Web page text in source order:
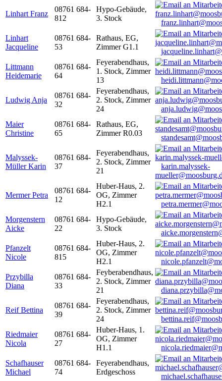
Linhart Franz
08761 684-
812
Hypo-Gebäude,
3. Stock
Linhart
Jacqueline
08761 684-
53
Rathaus, EG,
Zimmer G1.1
Littmann
Heidemarie
08761 684-
64
Feyerabendhaus,
1. Stock, Zimmer
13
Ludwig Anja
08761 684-
32
Feyerabendhaus,
2. Stock, Zimmer
24
Maier
Christine
08761 684-
65
Rathaus, EG,
Zimmer R0.03
Malyssek-
Müller Karin
08761 684-
37
Feyerabendhaus,
2. Stock, Zimmer
21
karin.malyssek-
Mermer Petra
08761 684-
12
Huber-Haus, 2.
OG, Zimmer
H2.1
Morgenstern
Aicke
08761 684-
22
Hypo-Gebäude,
3. Stock
Pfanzelt
Nicole
08761 684-
815
Huber-Haus, 2.
OG, Zimmer
H2.1
Przybilla
Diana
08761 684-
33
Feyberabendhaus,
2. Stock, Zimmer
21
Reif Bettina
08761 684-
39
Feyerabendhaus,
2. Stock, Zimmer
24
Riedmaier
Nicola
08761 684-
27
Huber-Haus, 1.
OG, Zimmer
H1.1
Schafhauser
Michael
08761 684-
74
Feyerabendhaus,
Erdgeschoss